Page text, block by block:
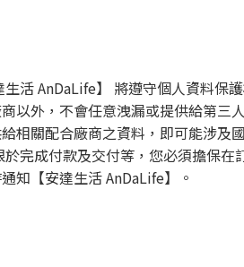
生活 AnDaLife】 將遵守個人資料
以外， 不會任意洩漏或提供給第三
相關配合廠商之資料，即可能涉及
完成付款及交付等，您必須擔保在
知【安達生活 AnDaLife】。